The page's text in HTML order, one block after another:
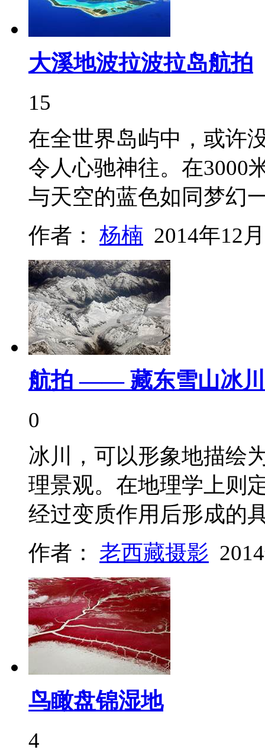
大溪地波拉波拉岛航拍
15
在全世界岛屿中，或许
令人心驰神往。在3000
与天空的蓝色如同梦
作者： 杨楠 2014年12
航拍 —— 藏东雪山冰川
0
冰川，可以形象地描绘
理景观。在地理学上则
经过变质作用后形成
作者： 老西藏摄影
鸟瞰盘锦湿地
4